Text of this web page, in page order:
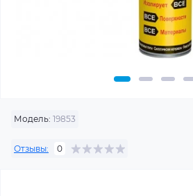
Модель: 19853
Отзывы: 0